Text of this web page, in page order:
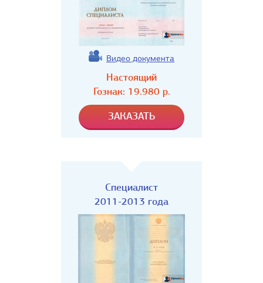
Видео документа
Настоящий
Гознак: 19.980р.
Специалист
2011-2013 года